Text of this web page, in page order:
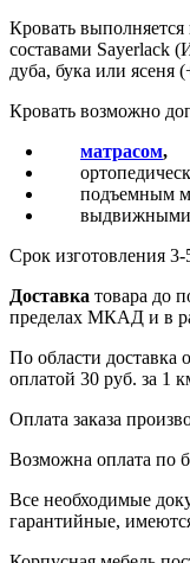
Кровать
составами Sayerlack
дуба, бука или ясеня
Кровать возможно
матрасом,
подъемным
Срок изготовления 3-
Доставка товара до
пределах МКАД и в
По области доставка
оплатой 30 руб. за 1
Оплата заказа
Возможна оплата по
Все необходимые
гарантийные,